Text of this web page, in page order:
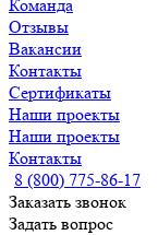
Команда
Отзывы
Вакансии
Контакты
Сертификаты
Наши проекты
Наши проекты
Контакты
8 (800) 775-86-17
Заказать звонок
Задать вопрос